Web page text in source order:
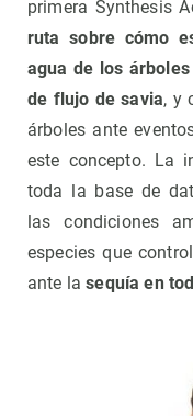
primera Synthesis
ruta sobre cómo
agua de los
de flujo de savia, y
árboles ante
este concepto. La
toda la base de
las condiciones
especies que
ante lasequía en